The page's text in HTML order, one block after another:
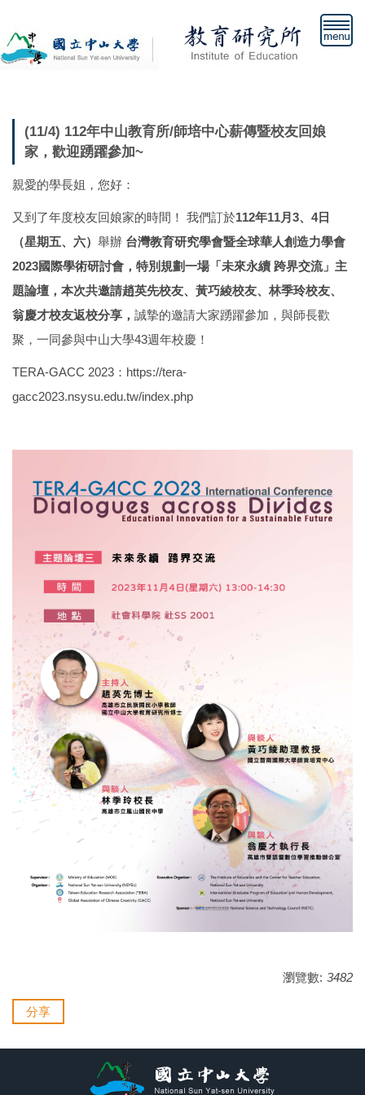
到
主
要
區
(11/4) 112年中山教育所/師培中心薪傳暨校友回娘
家，歡迎踴躍參加~
親愛的學長姐，您好：
又到了年度校友回娘家的時間！ 我們訂於112年11月3、4日
（星期五、六） 舉辦 台灣教育研究學會暨全球華人創造力學會
2023國際學術研討會，特別規劃一場「未來永續 跨界交流」主
題論壇，本次共邀請趙英先校友、黃巧綾校友、林季玲校友、
翁慶才校友返校分享， 誠摯的邀請大家踴躍參加，與師長歡
聚，一同參與中山大學43週年校慶！
TERA-GACC 2023： https://tera-
gacc2023.nsysu.edu.tw/index.php
瀏覽數: 3482
分享